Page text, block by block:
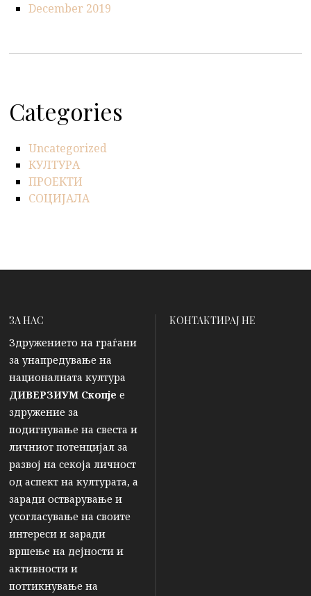
December 2019
Categories
Uncategorized
КУЛТУРА
ПРОЕКТИ
СОЦИЈАЛА
ЗА НАС
Здружението на граѓани
за унапредување на
националната култура
ДИВЕРЗИУМ Скопје е
здружение за
подигнување на свеста и
личниот потенцијал за
развој на секоја личност
од аспект на културата, а
заради остварување и
усогласување на своите
интереси и заради
вршење на дејности и
активности и
поттикнување на
КОНТАКТИРАЈ НЕ